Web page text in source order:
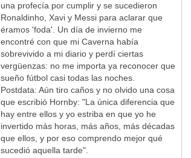
una profecía por cumplir y se sucedieron
Ronaldinho, Xavi y Messi para aclarar que
éramos 'foda'. Un día de invierno me
encontré con que mi Caverna había
sobrevivido a mi diario y perdí ciertas
vergüenzas: no me importa ya reconocer que
sueño fútbol casi todas las noches.
Postdata: Aún tiro caños y no olvido una cosa
que escribió Hornby: "La única diferencia que
hay entre ellos y yo estriba en que yo he
invertido más horas, más años, más décadas
que ellos, y por eso comprendo mejor qué
sucedió aquella tarde".